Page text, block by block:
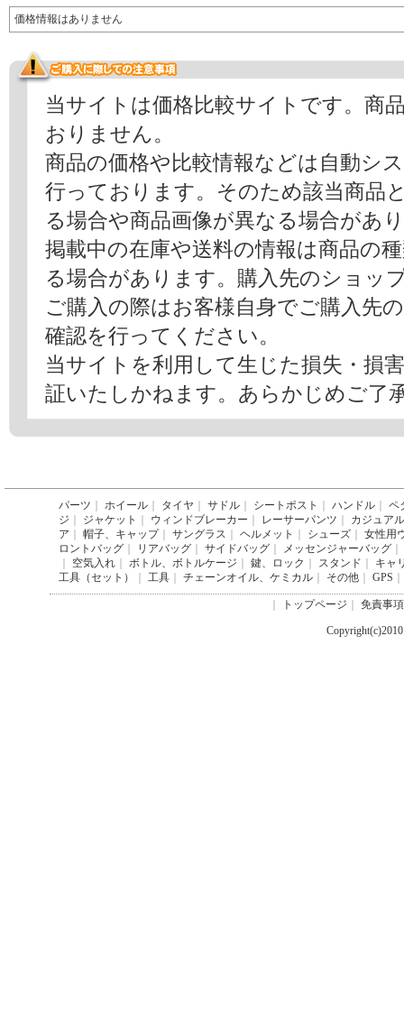
価格情報はありません
当サイトは価格比較サイトです。商
おりません。
商品の価格や比較情報などは自動シ
行っております。そのため該当商品
る場合や商品画像が異なる場合があ
掲載中の在庫や送料の情報は商品の
る場合があります。購入先のショッ
ご購入の際はお客様自身でご購入先
確認を行ってください。
当サイトを利用して生じた損失・損
証いたしかねます。あらかじめご了
パーツ ホイール タイヤ サドル シートポスト ハンドル
ペ
ジ
ジャケット ウィンドブレーカー レーサーパンツ
カジュア
ア
帽子、キャップ｜ サングラス ヘルメット シューズ
女性用
ロントバッグ
リアバッグ サイドバッグ メッセンジャーバッグ
空気入れ ボトル、ボトルケージ 鍵、ロック スタンド
キャ
工具（セット）
工具 チェーンオイル、ケミカル その他 GPS
トップページ 免責事項